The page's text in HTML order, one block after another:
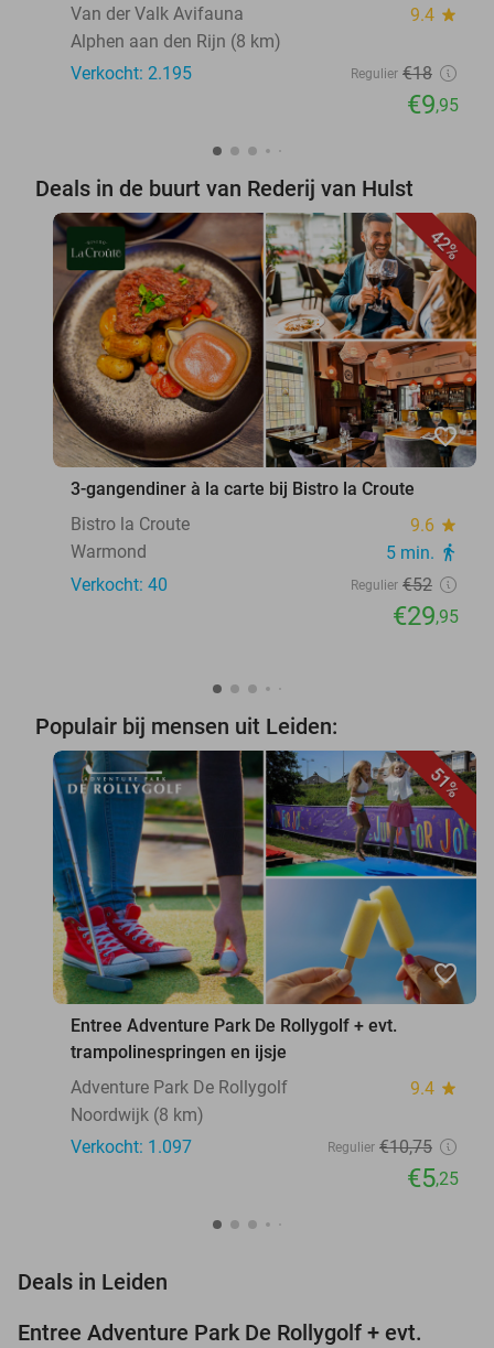
Van der Valk Avifauna
9.4 star
Alphen aan den Rijn (8 km)
Verkocht: 2.195
Regulier €18
€9,95
Deals in de buurt van Rederij van Hulst
42%
favorite_border
3-gangendiner à la carte bij Bistro la Croute
Bistro la Croute
9.6 star
Warmond 5 min. directions_walk
Verkocht: 40 Regulier €52
€29,95
Populair bij mensen uit Leiden:
51%
favorite_border
Entree Adventure Park De Rollygolf + evt.
trampolinespringen en ijsje
Adventure Park De Rollygolf
9.4 star
Noordwijk (8 km)
Verkocht: 1.097
Regulier €10,75
€5,25
Deals in Leiden
Entree Adventure Park De Rollygolf + evt.